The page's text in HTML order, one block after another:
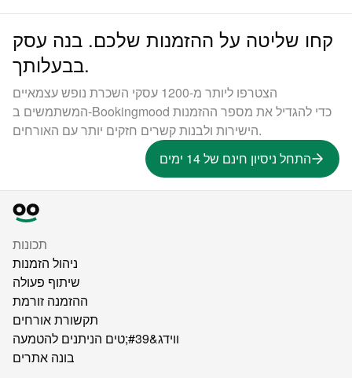
קחו שליטה על ההזמנות שלכם. בנה עסק
בבעלותך.
הצטרפו ליותר מ-1200 עסקי השכרת נופש עצמאיים
המשתמשים ב-Bookingmood כדי להגדיל את מספר ההזמנות
הישירות ולבנות קשרים חזקים יותר עם האורחים.
התחל ניסיון חינם של 14 ימים
תכונות
ניהול הזמנות
שיתוף פעולה
ההזמנה זורמת
תקשורת אורחים
ווידג&#39;טים הניתנים להטמעה
בונה אתרים